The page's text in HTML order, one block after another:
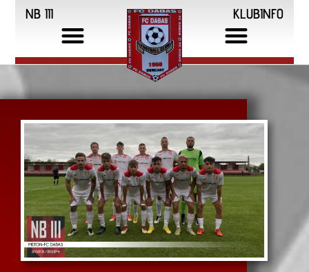
NB III KLUBINFO